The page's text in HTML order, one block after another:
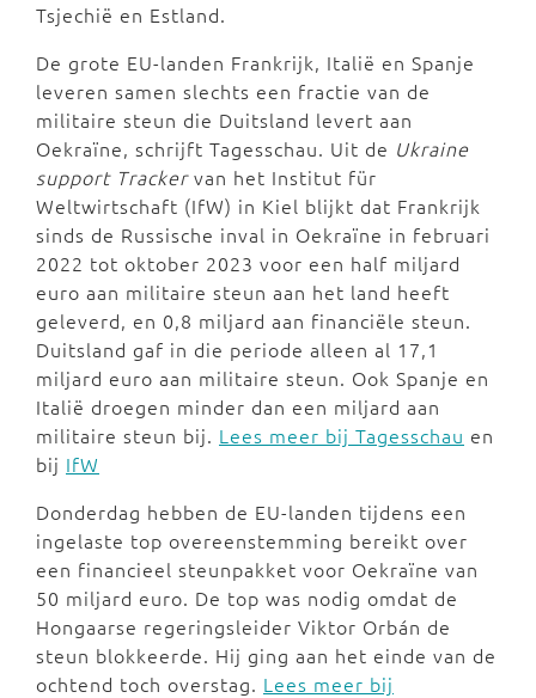
Tsjechië en Estland.
De grote EU-landen Frankrijk, Italië en Spanje
leveren samen slechts een fractie van de
militaire steun die Duitsland levert aan
Oekraïne, schrijft Tagesschau. Uit de Ukraine
support Trackervan het Institut für
Weltwirtschaft (IfW) in Kiel blijkt dat Frankrijk
sinds de Russische inval in Oekraïne in februari
2022 tot oktober 2023 voor een half miljard
euro aan militaire steun aan het land heeft
geleverd, en 0,8 miljard aan financiële steun.
Duitsland gaf in die periode alleen al 17,1
miljard euro aan militaire steun. Ook Spanje en
Italië droegen minder dan een miljard aan
militaire steun bij. Lees meer bij Tagesschau en
bij IfW
Donderdag hebben de EU-landen tijdens een
ingelaste top overeenstemming bereikt over
een financieel steunpakket voor Oekraïne van
50 miljard euro. De top was nodig omdat de
Hongaarse regeringsleider Viktor Orbán de
steun blokkeerde. Hij ging aan het einde van de
ochtend toch overstag. Lees meer bij